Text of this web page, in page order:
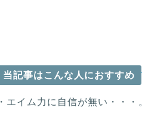
当記事はこんな人におすすめ
・エイム力に自信が無い・・・